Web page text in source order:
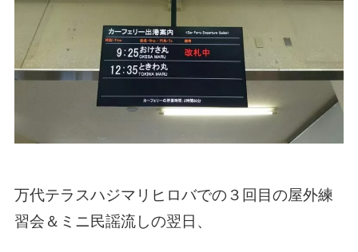
万代テラスハジマリヒロバでの３回目の屋外練
習会＆ミニ民謡流しの翌日、